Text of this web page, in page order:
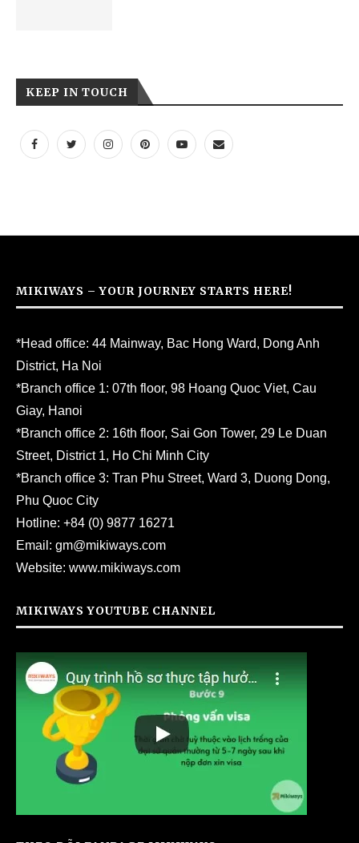
KEEP IN TOUCH
MIKIWAYS – YOUR JOURNEY STARTS HERE!
*Head office: 44 Mainway, Bac Hong Ward, Dong Anh
District, Ha Noi
*Branch office 1: 07th floor, 98 Hoang Quoc Viet, Cau
Giay, Hanoi
*Branch office 2: 16th floor, Sai Gon Tower, 29 Le Duan
Street, District 1, Ho Chi Minh City
*Branch office 3: Tran Phu Street, Ward 3, Duong Dong,
Phu Quoc City
Hotline: +84 (0) 9877 16271
Email: gm@mikiways.com
Website: www.mikiways.com
MIKIWAYS YOUTUBE CHANNEL